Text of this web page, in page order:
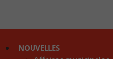
NOUVELLES